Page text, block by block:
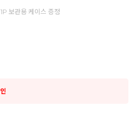
보관용 케이스 증정